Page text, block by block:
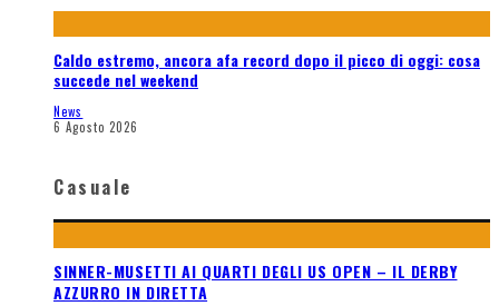
Caldo estremo, ancora afa record dopo il picco di oggi: cosa
succede nel weekend
News
6 Agosto 2026
Casuale
SINNER-MUSETTI AI QUARTI DEGLI US OPEN – IL DERBY
AZZURRO IN DIRETTA